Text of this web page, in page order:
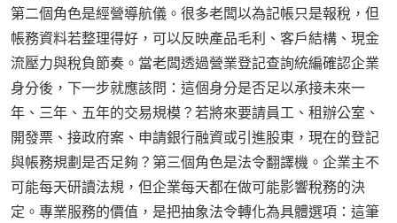
第二個角色是經營導航儀。很多老闆以為記帳只是報稅，但
帳務資料若整理得好，可以反映產品毛利、客戶結構、現金
流壓力與稅負節奏。當老闆透過營業登記查詢統編確認企業
身分後，下一步就應該問：這個身分是否足以承接未來一
年、三年、五年的交易規模？若將來要請員工、租辦公室、
開發票、接政府案、申請銀行融資或引進股東，現在的登記
與帳務規劃是否足夠？第三個角色是法令翻譯機。企業主不
可能每天研讀法規，但企業每天都在做可能影響稅務的決
定。專業服務的價值，是把抽象法令轉化為具體選項：這筆